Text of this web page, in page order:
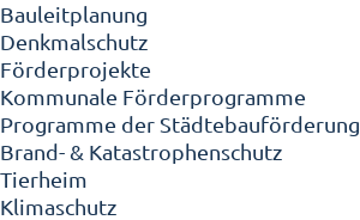
Bauleitplanung
Denkmalschutz
Förderprojekte
Kommunale Förderprogramme
Programme der Städtebauförderung
Brand- & Katastrophenschutz
Tierheim
Klimaschutz